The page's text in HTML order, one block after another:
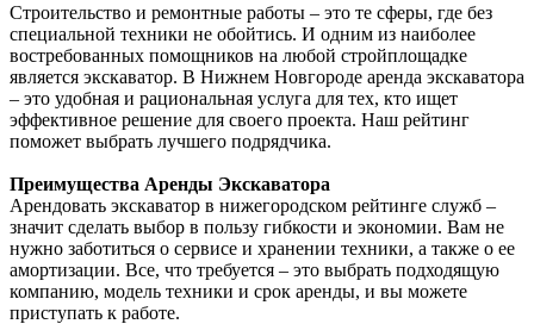
Строительство и ремонтные работы – это те сферы, где без
специальной техники не обойтись. И одним из наиболее
востребованных помощников на любой стройплощадке
является экскаватор. В Нижнем Новгороде аренда экскаватора
– это удобная и рациональная услуга для тех, кто ищет
эффективное решение для своего проекта. Наш рейтинг
поможет выбрать лучшего подрядчика.
Преимущества Аренды Экскаватора
Арендовать экскаватор в нижегородском рейтинге служб –
значит сделать выбор в пользу гибкости и экономии. Вам не
нужно заботиться о сервисе и хранении техники, а также о ее
амортизации. Все, что требуется – это выбрать подходящую
компанию, модель техники и срок аренды, и вы можете
приступать к работе.